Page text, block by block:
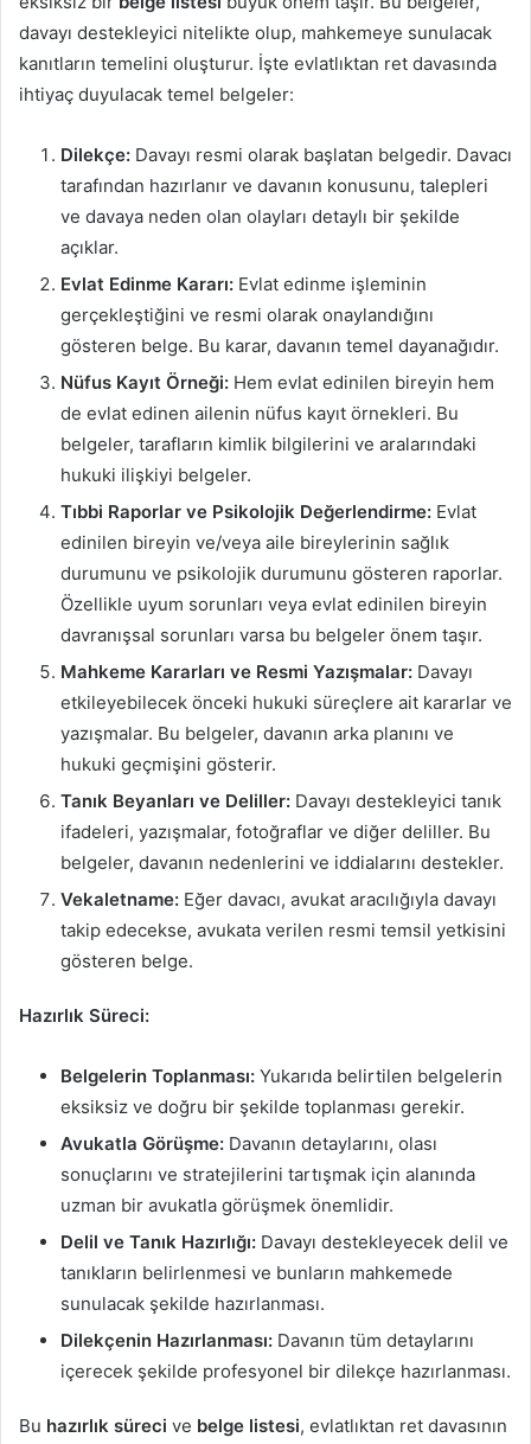
davayı destekleyici nitelikte olup, mahkemeye sunulacak
kanıtların temelini oluşturur. İşte evlatlıktan ret davasında
ihtiyaç duyulacak temel belgeler:
Dilekçe: Davayı resmi olarak başlatan belgedir. Davacı
tarafından hazırlanır ve davanın konusunu, talepleri
ve davaya neden olan olayları detaylı bir şekilde
açıklar.
Evlat Edinme Kararı: Evlat edinme işleminin
gerçekleştiğini ve resmi olarak onaylandığını
gösteren belge. Bu karar, davanın temel dayanağıdır.
Nüfus Kayıt Örneği: Hem evlat edinilen bireyin hem
de evlat edinen ailenin nüfus kayıt örnekleri. Bu
belgeler, tarafların kimlik bilgilerini ve aralarındaki
hukuki ilişkiyi belgeler.
Tıbbi Raporlar ve Psikolojik Değerlendirme: Evlat
edinilen bireyin ve/veya aile bireylerinin sağlık
durumunu ve psikolojik durumunu gösteren raporlar.
Özellikle uyum sorunları veya evlat edinilen bireyin
davranışsal sorunları varsa bu belgeler önem taşır.
Mahkeme Kararları ve Resmi Yazışmalar: Davayı
etkileyebilecek önceki hukuki süreçlere ait kararlar ve
yazışmalar. Bu belgeler, davanın arka planını ve
hukuki geçmişini gösterir.
Tanık Beyanları ve Deliller: Davayı destekleyici tanık
ifadeleri, yazışmalar, fotoğraflar ve diğer deliller. Bu
belgeler, davanın nedenlerini ve iddialarını destekler.
Vekaletname: Eğer davacı, avukat aracılığıyla davayı
takip edecekse, avukata verilen resmi temsil yetkisini
gösteren belge.
Hazırlık Süreci:
Belgelerin Toplanması: Yukarıda belirtilen belgelerin
eksiksiz ve doğru bir şekilde toplanması gerekir.
Avukatla Görüşme: Davanın detaylarını, olası
sonuçlarını ve stratejilerini tartışmak için alanında
uzman bir avukatla görüşmek önemlidir.
Delil ve Tanık Hazırlığı: Davayı destekleyecek delil ve
tanıkların belirlenmesi ve bunların mahkemede
sunulacak şekilde hazırlanması.
Dilekçenin Hazırlanması: Davanın tüm detaylarını
içerecek şekilde profesyonel bir dilekçe hazırlanması.
Bu hazırlık süreci ve belge listesi, evlatlıktan ret davasının